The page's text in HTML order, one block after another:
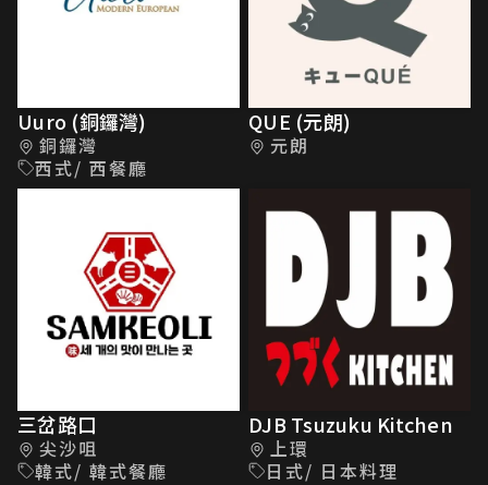
Uuro (銅鑼灣)
銅鑼灣
西式/ 西餐廳
QUE (元朗)
元朗
三岔路口
尖沙咀
韓式/ 韓式餐廳
DJB Tsuzuku Kitchen
上環
日式/ 日本料理